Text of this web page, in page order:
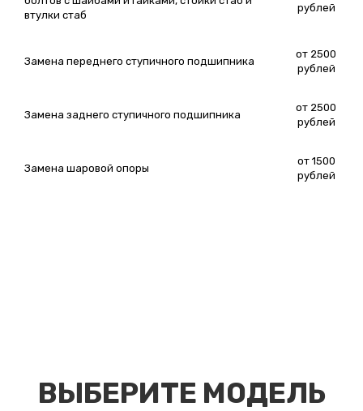
втулки стаб
рублей
Замена переднего ступичного подшипника
от 2500
рублей
Замена заднего ступичного подшипника
от 2500
рублей
Замена шаровой опоры
от 1500
рублей
ВЫБЕРИТЕ МОДЕЛЬ